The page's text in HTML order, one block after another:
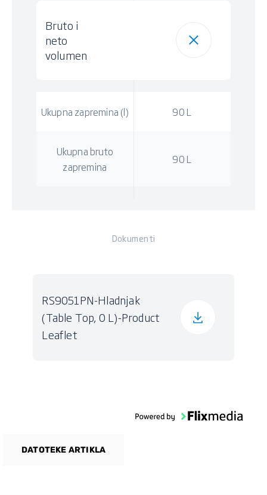
Bruto i
neto
volumen
Ukupna zapremina (l) 90 L
Ukupna bruto
zapremina
90 L
Dokumenti
RS9051PN-Hladnjak
(Table Top, 0 L)-Product
Leaflet
DATOTEKE ARTIKLA